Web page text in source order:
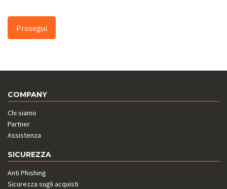
COMPANY
Chi siamo
Partner
Assistenza
SICUREZZA
Anti Phishing
Sicurezza sugli acquisti